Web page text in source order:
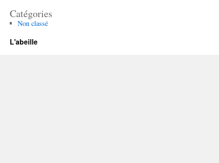
Catégories
Non classé
L'abeille